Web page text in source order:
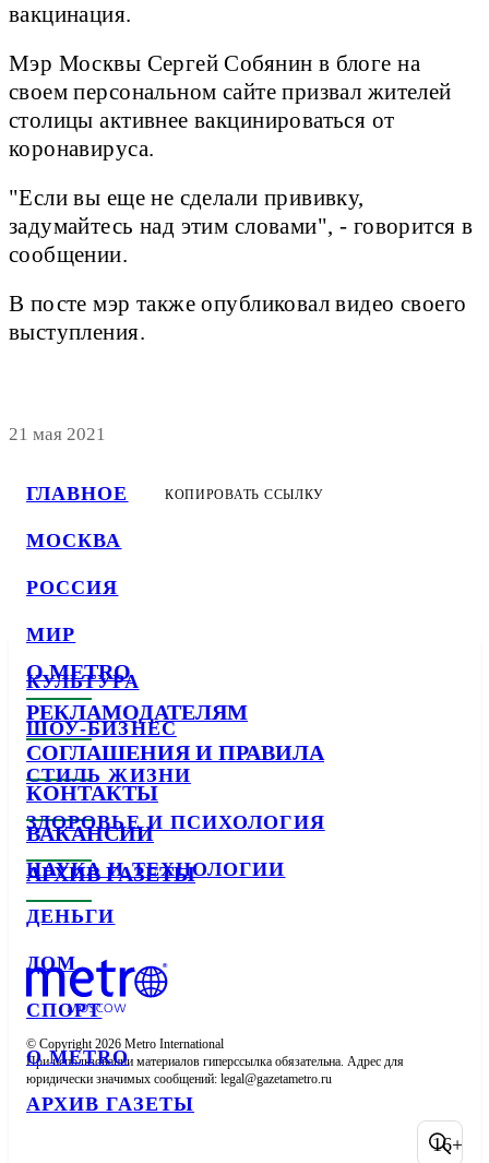
ГЛАВНОЕ
МОСКВА
РОССИЯ
МИР
КУЛЬТУРА
ШОУ-БИЗНЕС
СТИЛЬ ЖИЗНИ
ЗДОРОВЬЕ И ПСИХОЛОГИЯ
НАУКА И ТЕХНОЛОГИИ
ДЕНЬГИ
ДОМ
СПОРТ
О METRO
АРХИВ ГАЗЕТЫ
вакцинация.
Мэр Москвы Сергей Собянин в блоге на
своем персональном сайте призвал жителей
столицы активнее вакцинироваться от
коронавируса.
"Если вы еще не сделали прививку,
задумайтесь над этим словами", - говорится в
сообщении.
В посте мэр также опубликовал видео своего
выступления.
21 мая 2021
КОПИРОВАТЬ ССЫЛКУ
О METRO
РЕКЛАМОДАТЕЛЯМ
СОГЛАШЕНИЯ И ПРАВИЛА
КОНТАКТЫ
ВАКАНСИИ
АРХИВ ГАЗЕТЫ
© Copyright 2026 Metro International
При использовании материалов гиперссылка обязательна. Адрес для
юридически значимых сообщений:
16+